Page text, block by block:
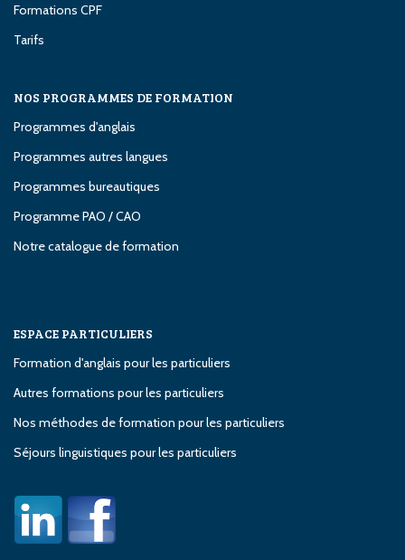
Formations CPF
Tarifs
NOS PROGRAMMES DE FORMATION
Programmes d'anglais
Programmes autres langues
Programmes bureautiques
Programme PAO / CAO
Notre catalogue de formation
ESPACE PARTICULIERS
Formation d'anglais pour les particuliers
Autres formations pour les particuliers
Nos méthodes de formation pour les particuliers
Séjours linguistiques pour les particuliers